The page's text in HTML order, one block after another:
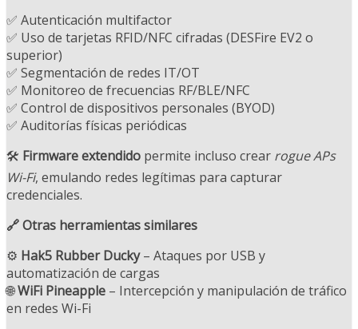
✅ Autenticación multifactor
✅ Uso de tarjetas RFID/NFC cifradas (DESFire EV2 o
superior)
✅ Segmentación de redes IT/OT
✅ Monitoreo de frecuencias RF/BLE/NFC
✅ Control de dispositivos personales (BYOD)
✅ Auditorías físicas periódicas
🛠️ Firmware extendido permite incluso crear rogue APs
Wi-Fi, emulando redes legítimas para capturar
credenciales.
🔗 Otras herramientas similares
⚙️ Hak5 Rubber Ducky– Ataques por USB y
automatización de cargas
🌐WiFi Pineapple – Intercepción y manipulación de tráfico
en redes Wi-Fi